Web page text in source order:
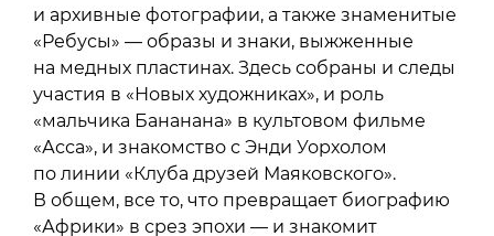
и архивные фотографии, а также знаменитые
«Ребусы» — образы и знаки, выжженные
на медных пластинах. Здесь собраны и следы
участия в «Новых художниках», и роль
«мальчика Бананана» в культовом фильме
«Асса», и знакомство с Энди Уорхолом
по линии «Клуба друзей Маяковского».
В общем, все то, что превращает биографию
«Африки» в срез эпохи — и знакомит